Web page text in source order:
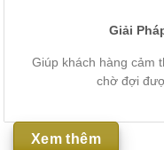
Giải
Giúp khách hàng cảm
chờ đợi
Xem thêm